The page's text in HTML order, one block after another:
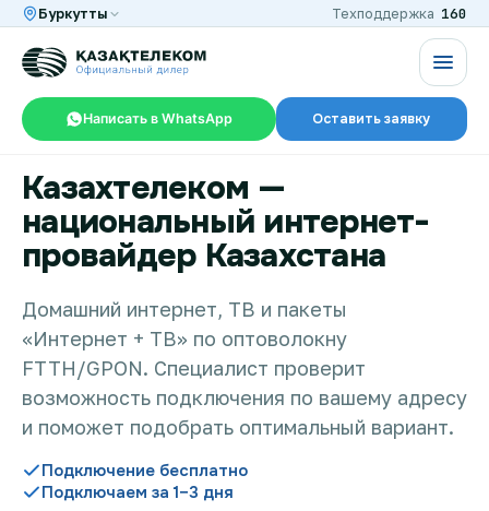
Буркутты Техподдержка 160
Написать в WhatsApp Оставить заявку
Интернет и ТВ в частном доме
Интернет в офис
TV+
Казахтелеком —
национальный интернет-
провайдер Казахстана
Домашний интернет, ТВ и пакеты
«Интернет + ТВ» по оптоволокну
FTTH/GPON. Специалист проверит
возможность подключения по вашему адресу
и поможет подобрать оптимальный вариант.
Подключение бесплатно
Подключаем за 1–3 дня